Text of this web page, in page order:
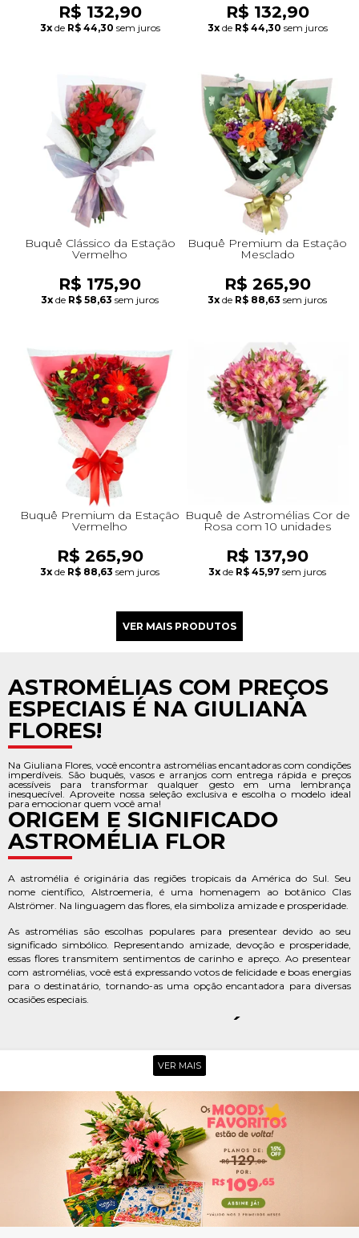
R$ 132,90
3x de R$ 44,30 sem juros
R$ 132,90
3x de R$ 44,30 sem juros
Buquê Clássico da Estação
Vermelho
R$ 175,90
3x de R$ 58,63 sem juros
Buquê Premium da Estação
Mesclado
R$ 265,90
3x de R$ 88,63 sem juros
Buquê Premium da Estação
Vermelho
R$ 265,90
3x de R$ 88,63 sem juros
Buquê de Astromélias Cor de
Rosa com 10 unidades
R$ 137,90
3x de R$ 45,97 sem juros
ASTROMÉLIAS COM PREÇOS
ESPECIAIS É NA GIULIANA
FLORES!
Na Giuliana Flores, você encontra astromélias encantadoras com condições
imperdíveis. São buquês, vasos e arranjos com entrega rápida e preços
acessíveis para transformar qualquer gesto em uma lembrança
inesquecível. Aproveite nossa seleção exclusiva e escolha o modelo ideal
para emocionar quem você ama!
ORIGEM E SIGNIFICADO
ASTROMÉLIA FLOR
A astromélia é originária das regiões tropicais da América do Sul. Seu
nome científico, Alstroemeria, é uma homenagem ao botânico Clas
Alströmer. Na linguagem das flores, ela simboliza amizade e prosperidade.
As astromélias são escolhas populares para presentear devido ao seu
significado simbólico. Representando amizade, devoção e prosperidade,
essas flores transmitem sentimentos de carinho e apreço. Ao presentear
com astromélias, você está expressando votos de felicidade e boas energias
para o destinatário, tornando-as uma opção encantadora para diversas
ocasiões especiais.
IDEIAS DE ASTROMÉLIA PARA
PRESENTEAR!
astromélia é perfeita para isso! Com cores vibrantes e aparência
diferenciada, elas podem ser entregues em diferentes formatos - do
tradicional buquê aos modernos vasos e arranjos decorativos. Descubra
qual combina mais com a ocasião!
BUQUÊ DE ASTROMÉLIA
O buquê de astromélia é uma escolha clássica e encantadora para
presentear em diversas ocasiões. Composta por hastes delicadas e flores em
VER MAIS